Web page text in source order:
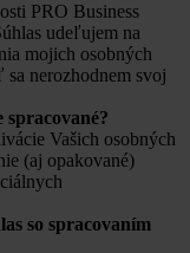
PRO Business
udeľujem na
mojich osobných
nerozhodnem svoj
spracované?
Vašich osobných
(aj opakované)
so spracovaním